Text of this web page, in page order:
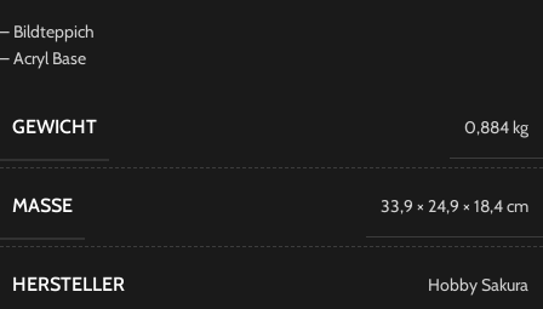
– Bildteppich
– Acryl Base
GEWICHT 0,884 kg
MASSE 33,9 × 24,9 × 18,4 cm
HERSTELLER Hobby Sakura